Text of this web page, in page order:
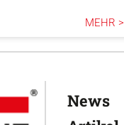
MEHR >
News